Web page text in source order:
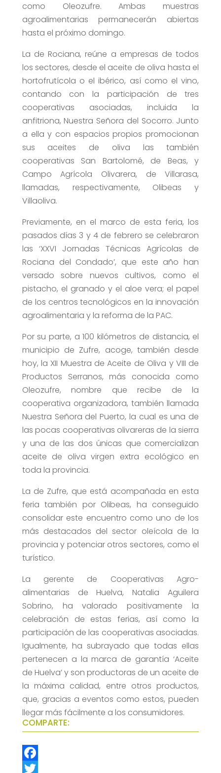
como Oleozufre. Ambas muestras
agroalimentarias permanecerán abiertas
hasta el próximo domingo.
La de Rociana, reúne a empresas de todos
los sectores, desde el aceite de oliva hasta el
hortofrutícola o el ibérico, así como el vino,
contando con la participación de tres
cooperativas asociadas, incluida la
anfitriona, Nuestra Señora del Socorro. Junto
a ella y con espacios propios promocionan
sus aceites de oliva las también
cooperativas San Bartolomé, de Beas, y
Campo Agrícola Olivarera, de Villarasa,
llamadas, respectivamente, Olibeas y
Villaoliva.
Previamente, en el marco de esta feria, los
pasados días 3 y 4 de febrero se celebraron
las ‘XXVI Jornadas Técnicas Agrícolas de
Rociana del Condado’, que este año han
versado sobre nuevos cultivos, como el
pistacho, el granado y el aloe vera; el papel
de los centros tecnológicos en la innovación
agroalimentaria y la reforma de la PAC.
Por su parte, a 100 kilómetros de distancia, el
municipio de Zufre, acoge, también desde
hoy, la XII Muestra de Aceite de Oliva y VIII de
Productos Serranos, más conocida como
Oleozufre, nombre que recibe de la
cooperativa organizadora, también llamada
Nuestra Señora del Puerto, la cual es una de
las pocas cooperativas olivareras de la sierra
y una de las dos únicas que comercializan
aceite de oliva virgen extra ecológico en
toda la provincia.
La de Zufre, que está acompañada en esta
feria también por Olibeas, ha conseguido
consolidar este encuentro como uno de los
más destacados del sector oleícola de la
provincia y potenciar otros sectores, como el
turístico.
La gerente de Cooperativas Agro-
alimentarias de Huelva, Natalia Aguilera
Sobrino, ha valorado positivamente la
celebración de estas ferias, así como la
participación de las cooperativas asociadas.
Igualmente, ha subrayado que todas ellas
pertenecen a la marca de garantía ‘Aceite
de Huelva’ y son productoras de un aceite de
la máxima calidad, entre otros productos,
que, gracias a eventos como estos, pueden
llegar más fácilmente a los consumidores.
COMPARTE:
F